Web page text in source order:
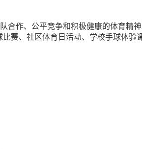
合作、公平竞争和积极健康的体育精
赛、社区体育日活动、学校手球体验课